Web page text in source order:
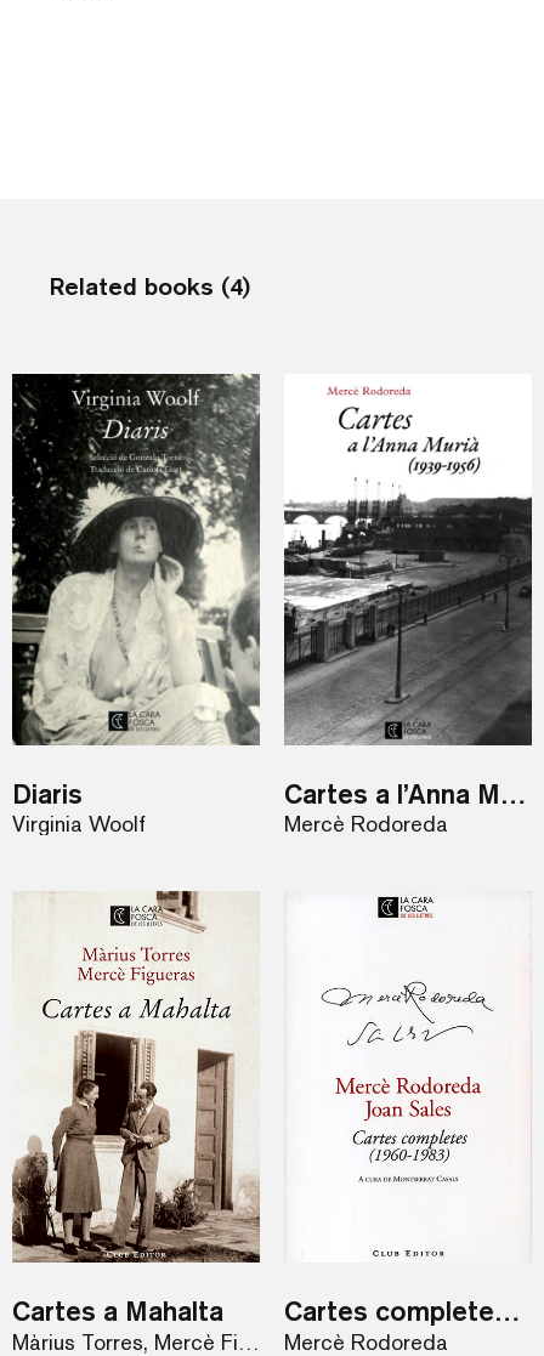
Related books (4)
Diaris
Virginia Woolf
Cartes a l’Anna Murià
Mercè Rodoreda
Cartes a Mahalta
Màrius Torres, Mercè Figueras
Cartes completes (1960-1983)
Mercè Rodoreda